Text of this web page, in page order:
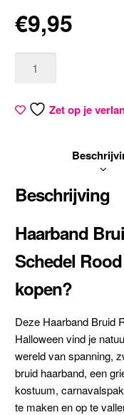
€9,95
Zet op je
Beschrijving
Haarband
Schedel
kopen?
Deze Haarband Bruid
Halloween vind je
wereld van spanning,
bruid haarband, een
kostuum,
te maken en op te